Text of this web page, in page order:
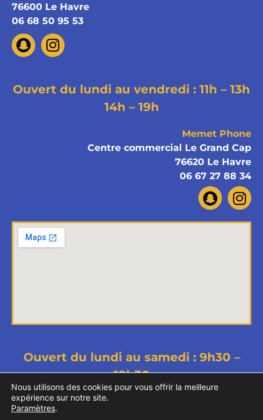
76600 Le Havre
06 68 50 95 53
Ouvert du lundi au vendredi : 11h – 13h
14h – 19h
Memet Phone
Centre commercial Le Grand Cap
76620 Le Havre
06 67 27 88 34
Ouvert du lundi au samedi : 9h30 –
19h30
Copyright © 2026 Memet Phone - Tous droits
Nous utilisons des cookies pour vous offrir la meilleure
expérience sur notre site.
Paramètres.